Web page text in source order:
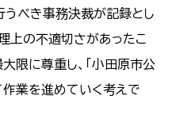
うべき事務決裁が記録とし
上の不適切さがあったこ
限に尊重し、「小田原市公
業を進めていく考えで